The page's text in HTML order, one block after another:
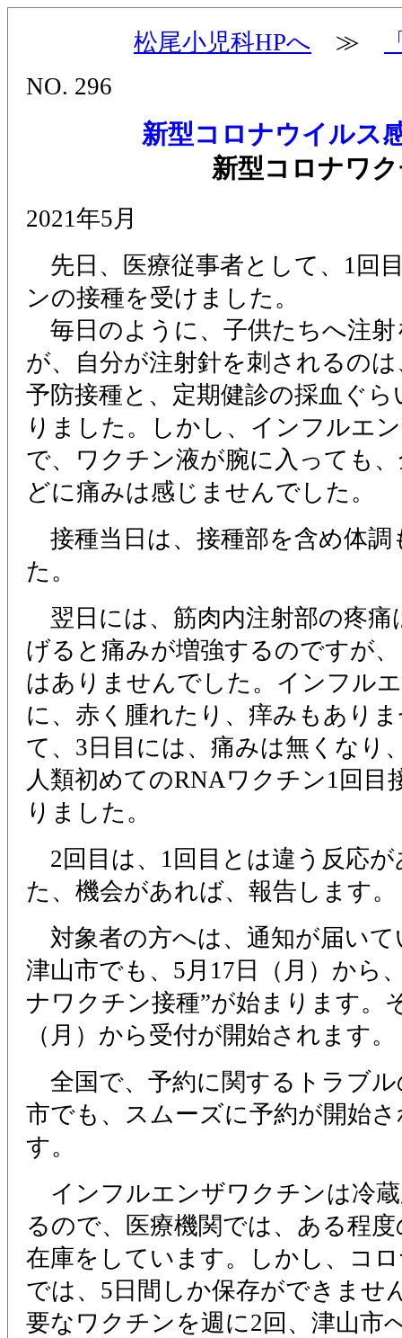
松尾小児科HPへ ≫
NO. 296
新型コロナウイル
新型コロナワ
2021年5月
先日、医療従事者として、1回
ンの接種を受けました。
毎日のように、子供たちへ注
が、自分が注射針を刺されるの
予防接種と、定期健診の採血ぐ
りました。しかし、インフルエ
で、ワクチン液が腕に入っても
どに痛みは感じませんでした。
接種当日は、接種部を含め体調
た。
翌日には、筋肉内注射部の疼痛
げると痛みが増強するのですが
はありませんでした。インフル
に、赤く腫れたり、痒みもあり
て、3日目には、痛みは無くなり
人類初めてのRNAワクチン1回目
りました。
2回目は、1回目とは違う反応
た、機会があれば、報告します。
対象者の方へは、通知が届い
津山市でも、5月17日（月）から
ナワクチン接種”が始まります。
（月）から受付が開始されます。
全国で、予約に関するトラブル
市でも、スムーズに予約が開始
す。
インフルエンザワクチンは冷
るので、医療機関では、ある程
在庫をしています。しかし、コ
では、5日間しか保存ができませ
要なワクチンを週に2回、津山市